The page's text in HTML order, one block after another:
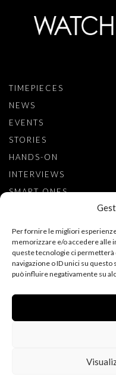
Per fornire le migliori
memorizzare e/o accedere alle
queste tecnologie ci
navigazione o ID unici su
può influire negativamente su
TIMEPIECES
NEWS
EVENTS
STORIES
HANDS-ON
INTERVIEWS
SMART ONES
ISCRIVITI ALLA
ACCONSENTO AL
L’INFORMATIVA SULLA
FOLLOW US